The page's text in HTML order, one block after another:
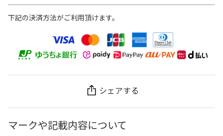
下記の決済方法がご利用頂けます。
シェアする
マークや記載内容について